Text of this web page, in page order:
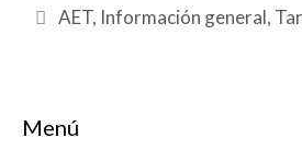
Categorías
AET, Información general,
Menú